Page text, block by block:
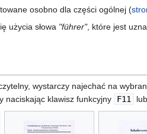
osobno dla części ogólnej (
użycia słowa "führer", które jest
wystarczy najechać na
naciskając klawisz funkcyjny
F11